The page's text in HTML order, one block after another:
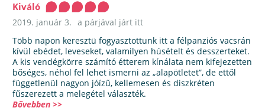
Kiváló
2019. január 3. a párjával járt itt
Több napon keresztü fogyasztottunk itt a félpanziós vacsrán
kívül ebédet, leveseket, valamilyen húsételt és desszerteket.
A kis vendégkörre számító étterem kínálata nem kifejezetten
bőséges, néhol fel lehet ismerni az „alapötletet”, de ettől
függetlenül nagyon jóízű, kellemesen és diszkréten
fűszerezett a melegétel választék.
Bővebben >>